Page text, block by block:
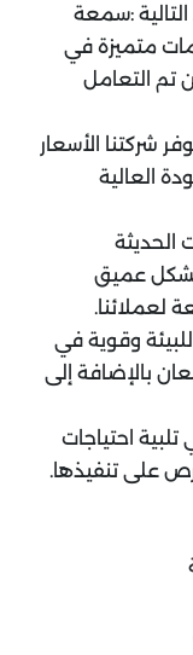
:سمعة
متميزة في
تم التعامل
شركتنا الأسعار
العالية
الحديثة
بشكل عميق
لعملائنا.
وقوية في
بالإضافة إلى
احتياجات
على تنفيذها.